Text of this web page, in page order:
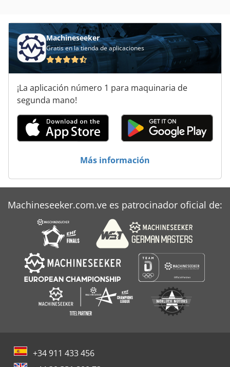
Que Forma La Máquina
Machineseeker
Gratis en la tienda de aplicaciones
¡La aplicación número 1 para maquinaria de
segunda mano!
Más información
Machineseeker.com.ve es patrocinador oficial de:
+34 911 433 456